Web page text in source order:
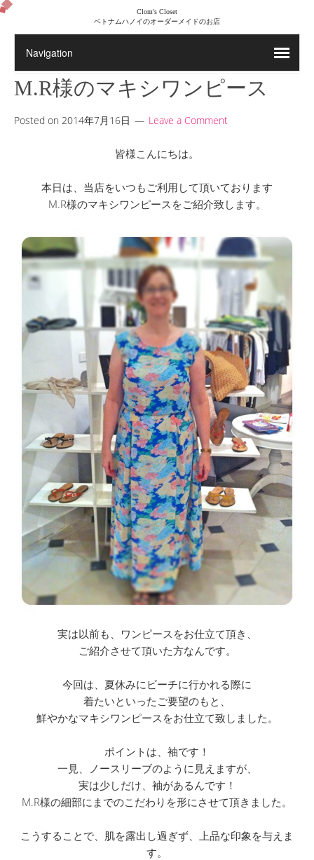
Clom's Closet
ベトナムハノイのオーダーメイドのお店
M.R様のマキシワンピース
Posted on 2014年7月16日 Leave a Comment
皆様こんにちは。
本日は、当店をいつもご利用して頂いております
M.R様のマキシワンピースをご紹介致します。
実は以前も、ワンピースをお仕立て頂き、
ご紹介させて頂いた方なんです。
今回は、夏休みにビーチに行かれる際に
着たいといったご要望のもと、
鮮やかなマキシワンピースをお仕立て致しました。
ポイントは、袖です！
一見、ノースリーブのように見えますが、
実は少しだけ、袖があるんです！
M.R様の細部にまでのこだわりを形にさせて頂きました。
こうすることで、肌を露出し過ぎず、上品な印象を与えま
す。